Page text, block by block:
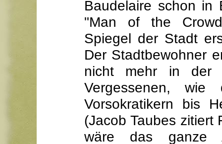
Baudelaire schon in
"Man of the
Spiegel der Stadt
Der Stadtbewohner
nicht mehr in der
Vergessenen,
Vorsokratikern bis
(Jacob Taubes zitiert
wäre das ganze